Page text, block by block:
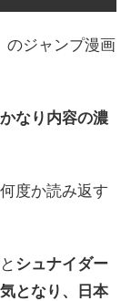
のジャンプ漫画
かなり内容の濃
度か読み返す
シュナイダー
となり、日本